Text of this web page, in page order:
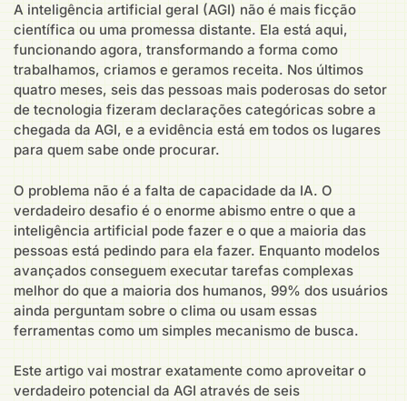
A inteligência artificial geral (AGI) não é mais ficção
científica ou uma promessa distante. Ela está aqui,
funcionando agora, transformando a forma como
trabalhamos, criamos e geramos receita. Nos últimos
quatro meses, seis das pessoas mais poderosas do setor
de tecnologia fizeram declarações categóricas sobre a
chegada da AGI, e a evidência está em todos os lugares
para quem sabe onde procurar.
O problema não é a falta de capacidade da IA. O
verdadeiro desafio é o enorme abismo entre o que a
inteligência artificial pode fazer e o que a maioria das
pessoas está pedindo para ela fazer. Enquanto modelos
avançados conseguem executar tarefas complexas
melhor do que a maioria dos humanos, 99% dos usuários
ainda perguntam sobre o clima ou usam essas
ferramentas como um simples mecanismo de busca.
Este artigo vai mostrar exatamente como aproveitar o
verdadeiro potencial da AGI através de seis